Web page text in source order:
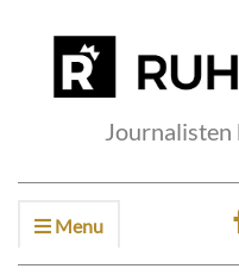
Journalisten
Menu